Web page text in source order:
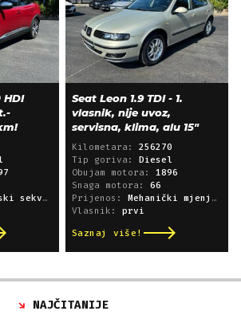
HDI
Seat Leon 1.9 TDI - 1.
vlasnik, nije uvoz,
servisna, klima, alu 15"
Kilometara: 256270
Tip goriva:
Diesel
Obujam motora: 1896
Snaga motora: 66
Prijenos:
Mehanički mjenjač
Vlasnik: prvi
Saznaj više!
NAJČITANIJE